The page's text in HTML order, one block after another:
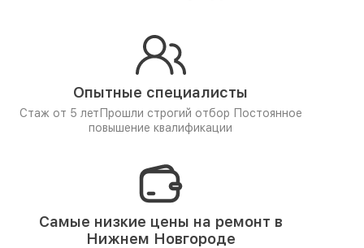
Опытные специалисты
Стаж от 5 лет Прошли строгий отбор Постоянное
повышение квалификации
Самые низкие цены на ремонт в
Нижнем Новгороде